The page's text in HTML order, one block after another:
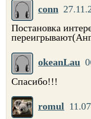
conn
Постановка
okeanLau
Спасибо!!!
romul